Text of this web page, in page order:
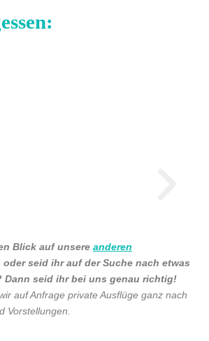
Blick auf unsere anderen
oder seid ihr auf der Suche nach etwas
Dann seid ihr bei uns genau richtig!
auf Anfrage private Ausflüge ganz nach
Vorstellungen.